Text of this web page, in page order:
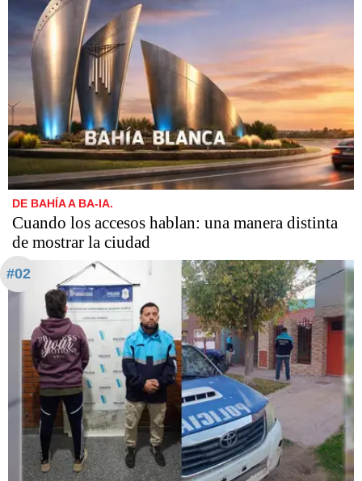
DE BAHÍA A BA-IA.
Cuando los accesos hablan: una manera distinta
de mostrar la ciudad
#02